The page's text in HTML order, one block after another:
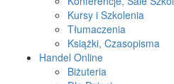
Kursy i Szkolenia
Tłumaczenia
Książki, Czasopisma
Handel Online
Biżuteria